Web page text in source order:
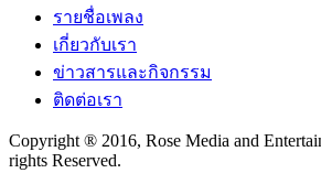
รายชื่อเพลง
เกี่ยวกับเรา
ข่าวสารและกิจกรรม
ติดต่อเรา
Copyright ® 2016, Rose Media and
rights Reserved.